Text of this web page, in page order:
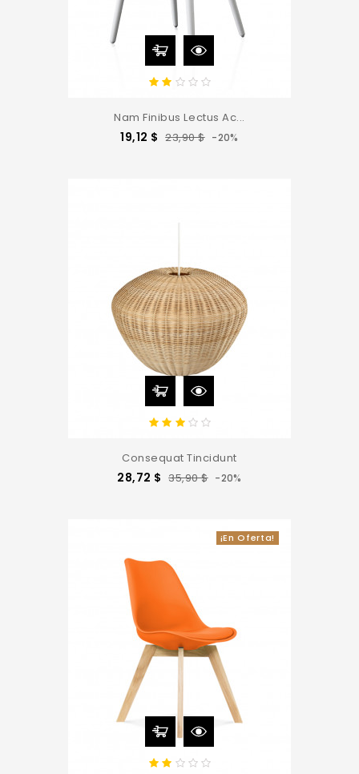
Nam Finibus Lectus Ac...
19,12 $ Precio
23,90 $ Precio
-20%
Consequat Tincidunt
28,72 $ Precio
35,90 $ Precio
-20%
¡En Oferta!